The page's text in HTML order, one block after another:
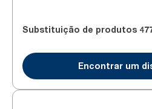
Substituição de produtos
Encontrar um